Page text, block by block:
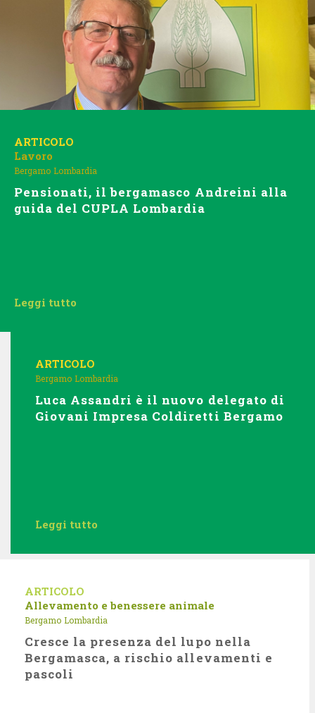
ARTICOLO
Lavoro
Bergamo Lombardia
Pensionati, il bergamasco Andreini alla
guida del CUPLA Lombardia
Leggi tutto
ARTICOLO
Bergamo Lombardia
Luca Assandri è il nuovo delegato di
Giovani Impresa Coldiretti Bergamo
Leggi tutto
ARTICOLO
Allevamento e benessere animale
Bergamo Lombardia
Cresce la presenza del lupo nella
Bergamasca, a rischio allevamenti e
pascoli